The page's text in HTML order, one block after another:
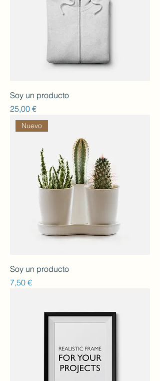
Soy un producto
Preu
25,00 €
Nuevo
Soy un producto
Preu
7,50 €